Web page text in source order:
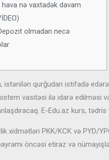
nə vaxtadək davam
olmadan necə
istənilən qurğudan istifadə
sistem vasitəsi ilə idarə edilməsi
E-Edu.az kurs,
xidmətləri PKK/KCK və PYD/
öncəsi etiraz və